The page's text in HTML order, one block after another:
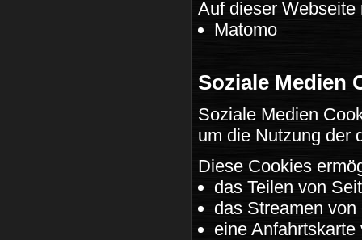
Auf dieser
Matomo
Soziale Medien
Soziale Medien
um die Nutzung der
Diese Cookies
das Teilen von
das Streamen
eine